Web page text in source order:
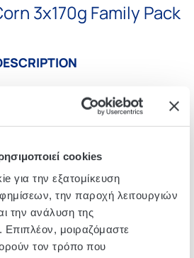
cookies
για την εξατομίκευση
την παροχή λειτουργιών
την ανάλυση της
Επιπλέον, μοιραζόμαστε
τον τρόπο που
3x170g Family Pack
easily with many ingredients,
ingredient in any cuisine. Ideal
SKU :280893
Pieces/Box: 4